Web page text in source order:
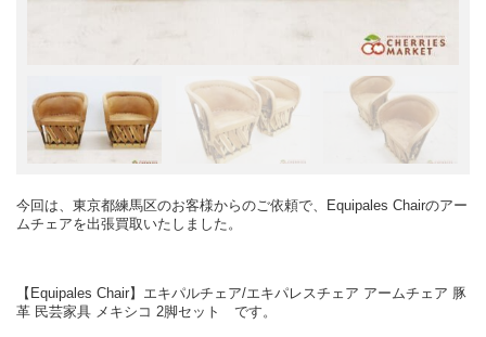
今回は、東京都練馬区のお客様からのご依頼で、Equipales Chairのアー
ムチェアを出張買取いたしました。
【Equipales Chair】エキパルチェア/エキパレスチェア アームチェア 豚
革 民芸家具 メキシコ 2脚セット です。